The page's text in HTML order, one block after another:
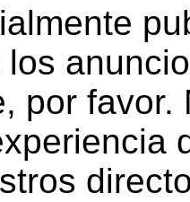
los
por